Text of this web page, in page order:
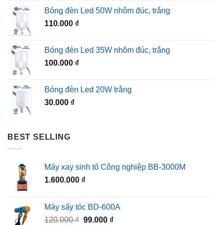
Bóng đèn Led 50W nhôm đúc, trắng
110.000 ₫
Bóng đèn Led 35W nhôm đúc, trắng
100.000 ₫
Bóng đèn Led 20W trắng
30.000 ₫
BEST SELLING
Máy xay sinh tố Công nghiệp BB-3000M
1.600.000 ₫
Máy sấy tóc BD-600A
120.000₫ Giá
99.000 ₫Giá